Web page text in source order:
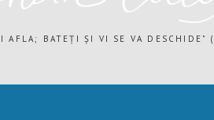
AFLA; BATEȚI ȘI VI SE VA DESCHIDE"